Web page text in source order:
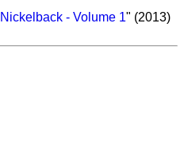
- Volume 1" (2013)